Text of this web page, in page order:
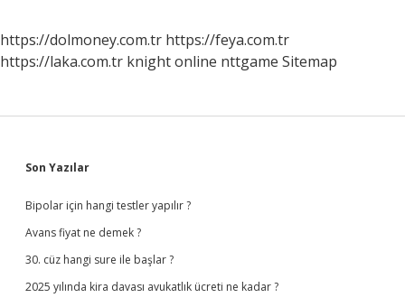
https://dolmoney.com.tr https://feya.com.tr
https://laka.com.tr knight online nttgame Sitemap
Sidebar
Son Yazılar
Bipolar için hangi testler yapılır ?
Avans fiyat ne demek ?
30. cüz hangi sure ile başlar ?
2025 yılında kira davası avukatlık ücreti ne kadar ?